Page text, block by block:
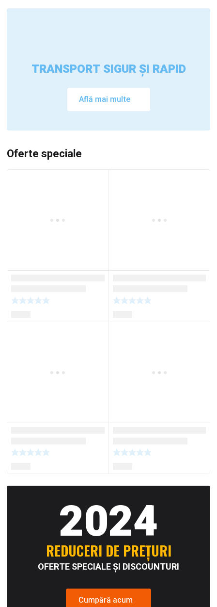
TRANSPORT SIGUR ȘI RAPID
Află mai multe
Oferte speciale
2024
REDUCERI DE PREȚURI
OFERTE SPECIALE ȘI DISCOUNTURI
Cumpără acum